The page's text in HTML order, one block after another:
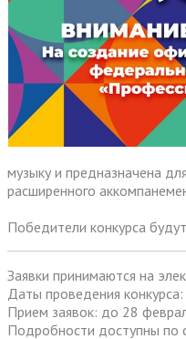
цифровизации
музыку и предназначена
расширенного
Победители конкурса
Заявки принимаются на
Даты проведения
Прием заявок: до 28
Подробности доступны по